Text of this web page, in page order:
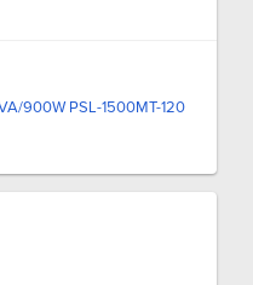
900W PSL-1500MT-120